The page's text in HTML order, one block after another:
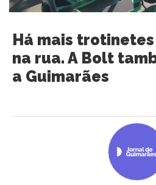
Há mais
na rua. A Bolt
a Guimarães